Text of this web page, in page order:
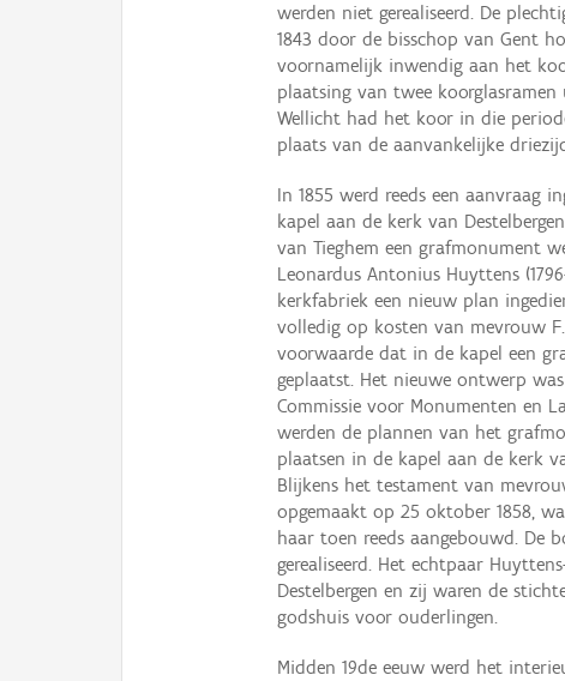
werden niet gerealiseerd. De
1843 door de bisschop van Gent
voornamelijk inwendig aan het
plaatsing van twee
Wellicht had het koor in die
plaats van de aanvankelijke
In 1855 werd reeds een aanvraag
kapel aan de kerk van
van Tieghem een grafmonument
Leonardus Antonius Huyttens
kerkfabriek een nieuw plan
volledig op kosten van mevrouw
voorwaarde dat in de kapel een
geplaatst. Het nieuwe ontwerp
Commissie voor Monumenten en
werden de plannen van het
plaatsen in de kapel aan de kerk
Blijkens het testament van
opgemaakt op 25 oktober 1858,
haar toen reeds aangebouwd. De
gerealiseerd. Het echtpaar
Destelbergen en zij waren de
godshuis voor ouderlingen.
Midden 19de eeuw werd het